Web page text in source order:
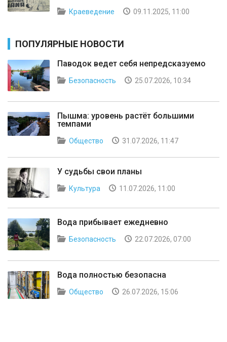
Краеведение 09.11.2025, 11:00
ПОПУЛЯРНЫЕ НОВОСТИ
Паводок ведет себя непредсказуемо
Безопасность 25.07.2026, 10:34
Пышма: уровень растёт большими
темпами
Общество 31.07.2026, 11:47
У судьбы свои планы
Культура 11.07.2026, 11:00
Вода прибывает ежедневно
Безопасность 22.07.2026, 07:00
Вода полностью безопасна
Общество 26.07.2026, 15:06